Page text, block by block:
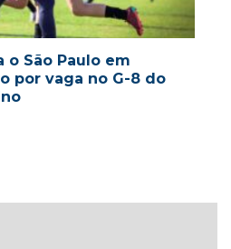
o São Paulo em
por vaga no G-8 do